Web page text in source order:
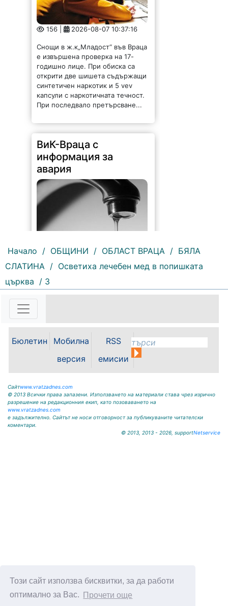
Този сайт използва бисквитки, за да работи
оптимално за Вас.
Прочети още
156 | 2026-08-07 10:37:16
Снощи в ж.к„Младост“ във Враца
е извършена проверка на 17-
годишно лице. При обиска са
открити две шишета съдържащи
синтетичен наркотик и 5 vev
капсули с наркотичната течност.
При последвало претърсване...
ВиК-Враца с
информация за
авария
188 | 2026-08-07 10:31:48
"Водоснабдяване и канализация“
ООД – Враца уведомява своите
възникнала аварийна ситуация е
спряно водоподаването в
ул."Никола Вапцаров" днес
07.08.2026г. до отстраняване на
аварията. Тел.: 092 66 11 19 Тел.:
0889 316...
Начало / ОБЩИНИ / ОБЛАСТ ВРАЦА / БЯЛА
СЛАТИНА / Осветиха лечебен мед в попишката
църква / 3
Бюлетин
Мобилна
версия
RSS
емисии
Сайтwww.vratzadnes.com
© 2013 Всички права запазени. Използването на материали става чрез изрично
разрешение на редакционния екип, като позоваването на
www.vratzadnes.com
е задължително. Сайтът не носи отговорност за публикуваните читателски
коментари.
© 2013, 2013 - 2026, supportNetservice